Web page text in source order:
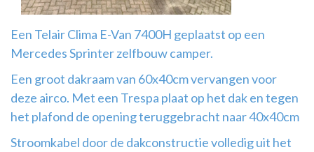
Een Telair Clima E-Van 7400H geplaatst op een
Mercedes Sprinter zelfbouw camper.
Een groot dakraam van 60x40cm vervangen voor
deze airco. Met een Trespa plaat op het dak en tegen
het plafond de opening teruggebracht naar 40x40cm
Stroomkabel door de dakconstructie volledig uit het